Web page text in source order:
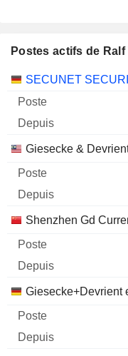
Postes actifs de
Sociétés Poste Début
SECUNET
Giesecke &
Shenzhen Gd
Giesecke+Devrient